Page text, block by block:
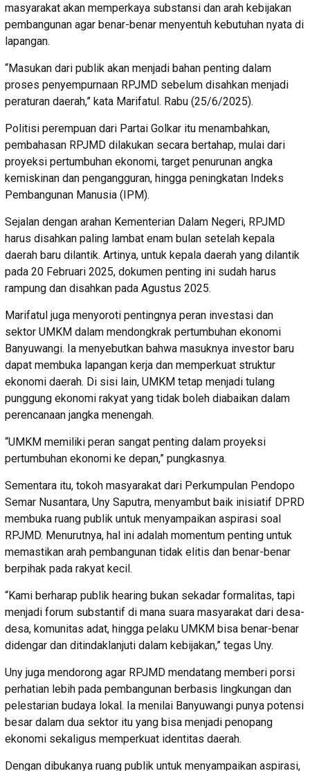
masyarakat akan memperkaya substansi dan arah kebijakan
pembangunan agar benar-benar menyentuh kebutuhan nyata di
lapangan.
“Masukan dari publik akan menjadi bahan penting dalam
proses penyempurnaan RPJMD sebelum disahkan menjadi
peraturan daerah,” kata Marifatul. Rabu (25/6/2025).
Politisi perempuan dari Partai Golkar itu menambahkan,
pembahasan RPJMD dilakukan secara bertahap, mulai dari
proyeksi pertumbuhan ekonomi, target penurunan angka
kemiskinan dan pengangguran, hingga peningkatan Indeks
Pembangunan Manusia (IPM).
Sejalan dengan arahan Kementerian Dalam Negeri, RPJMD
harus disahkan paling lambat enam bulan setelah kepala
daerah baru dilantik. Artinya, untuk kepala daerah yang dilantik
pada 20 Februari 2025, dokumen penting ini sudah harus
rampung dan disahkan pada Agustus 2025.
Marifatul juga menyoroti pentingnya peran investasi dan
sektor UMKM dalam mendongkrak pertumbuhan ekonomi
Banyuwangi. Ia menyebutkan bahwa masuknya investor baru
dapat membuka lapangan kerja dan memperkuat struktur
ekonomi daerah. Di sisi lain, UMKM tetap menjadi tulang
punggung ekonomi rakyat yang tidak boleh diabaikan dalam
perencanaan jangka menengah.
“UMKM memiliki peran sangat penting dalam proyeksi
pertumbuhan ekonomi ke depan,” pungkasnya.
Sementara itu, tokoh masyarakat dari Perkumpulan Pendopo
Semar Nusantara, Uny Saputra, menyambut baik inisiatif DPRD
membuka ruang publik untuk menyampaikan aspirasi soal
RPJMD. Menurutnya, hal ini adalah momentum penting untuk
memastikan arah pembangunan tidak elitis dan benar-benar
berpihak pada rakyat kecil.
“Kami berharap publik hearing bukan sekadar formalitas, tapi
menjadi forum substantif di mana suara masyarakat dari desa-
desa, komunitas adat, hingga pelaku UMKM bisa benar-benar
didengar dan ditindaklanjuti dalam kebijakan,” tegas Uny.
Uny juga mendorong agar RPJMD mendatang memberi porsi
perhatian lebih pada pembangunan berbasis lingkungan dan
pelestarian budaya lokal. Ia menilai Banyuwangi punya potensi
besar dalam dua sektor itu yang bisa menjadi penopang
ekonomi sekaligus memperkuat identitas daerah.
Dengan dibukanya ruang publik untuk menyampaikan aspirasi,